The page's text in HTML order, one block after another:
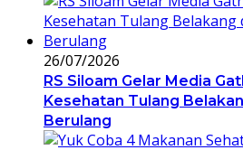
26/07/2026
RS Siloam Gelar Media
Kesehatan Tulang
Berulang